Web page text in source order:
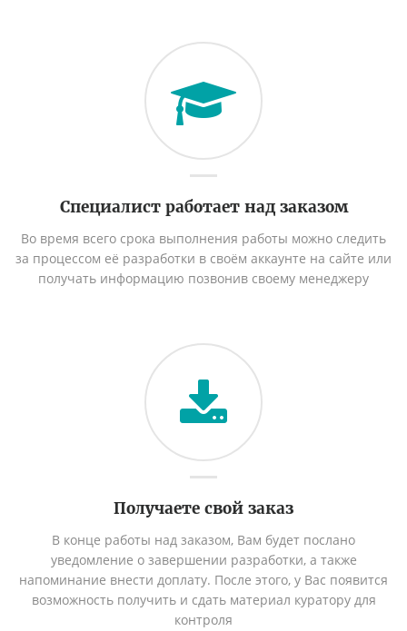
Специалист работает над заказом
Во время всего срока выполнения работы можно следить
за процессом её разработки в своём аккаунте на сайте или
получать информацию позвонив своему менеджеру
Получаете свой заказ
В конце работы над заказом, Вам будет послано
уведомление о завершении разработки, а также
напоминание внести доплату. После этого, у Вас появится
возможность получить и сдать материал куратору для
контроля